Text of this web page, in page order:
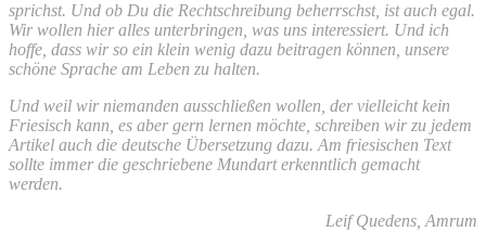
sprichst. Und ob Du die Rechtschreibung beherrschst, ist auch egal.
Wir wollen hier alles unterbringen, was uns interessiert. Und ich
hoffe, dass wir so ein klein wenig dazu beitragen können, unsere
schöne Sprache am Leben zu halten.
Und weil wir niemanden ausschließen wollen, der vielleicht kein
Friesisch kann, es aber gern lernen möchte, schreiben wir zu jedem
Artikel auch die deutsche Übersetzung dazu. Am friesischen Text
sollte immer die geschriebene Mundart erkenntlich gemacht
werden.
Leif Quedens, Amrum